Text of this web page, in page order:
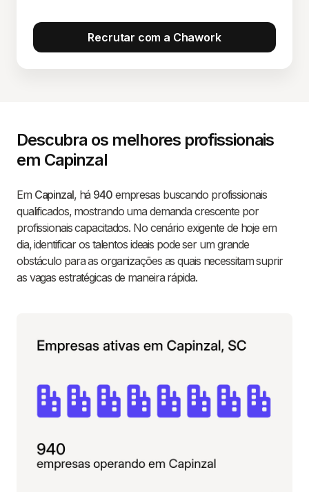
Recrutar com a Chawork
Descubra os melhores profissionais
em Capinzal
Em Capinzal, há 940empresas buscando profissionais
qualificados, mostrando uma demanda crescente por
profissionais capacitados. No cenário exigente de hoje em
dia, identificar os talentos ideais pode ser um grande
obstáculo para as organizações as quais necessitam suprir
as vagas estratégicas de maneira rápida.